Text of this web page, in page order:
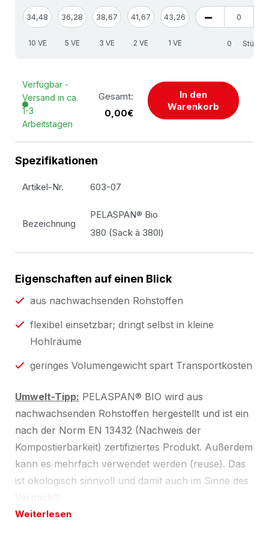
34,48 36,28 38,67 41,67 43,26
10 VE 5 VE 3 VE 2 VE 1 VE Stück
Verfügbar -
Versand in ca.
1-3
Arbeitstagen
Gesamt:
0,00€
In den
Warenkorb
Spezifikationen
Artikel-Nr. 603-07
Bezeichnung
PELASPAN® Bio
380 (Sack à 380l)
Eigenschaften auf einen Blick
aus nachwachsenden Rohstoffen
flexibel einsetzbar; dringt selbst in kleine
Hohlräume
geringes Volumengewicht spart Transportkosten
Umwelt-Tipp: PELASPAN® BIO wird aus
nachwachsenden Rohstoffen hergestellt und ist ein
nach der Norm EN 13432 (Nachweis der
Kompostierbarkeit) zertifiziertes Produkt. Außerdem
kann es mehrfach verwendet werden (reuse). Das
ist ökologisch sinnvoll und damit auch im Sinne des
VerpackG.
Weiterlesen